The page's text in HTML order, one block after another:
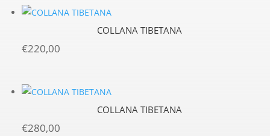
COLLANA TIBETANA
€220,00
COLLANA TIBETANA
€280,00